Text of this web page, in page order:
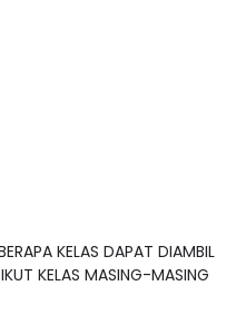
KELAS DAPAT DIAMBIL
KELAS MASING-MASING